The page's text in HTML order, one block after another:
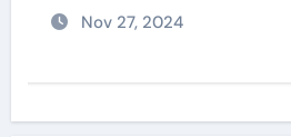
Nov 27, 2024